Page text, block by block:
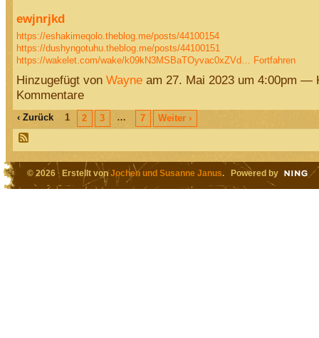
ewjnrjkd
https://eshakimeqolo.theblog.me/posts/44100154
https://dushyngotuhu.theblog.me/posts/44100151
https://wakelet.com/wake/k09kN3MSBaTOyvac0xZVd…
Fortfahren
Hinzugefügt von Wayneam 27. Mai 2023 um 4:00pm —
Kommentare
‹ Zurück 1 2 3 … 7 Weiter ›
© 2026 Erstellt vonJochen und Susanne Janus. Powered by